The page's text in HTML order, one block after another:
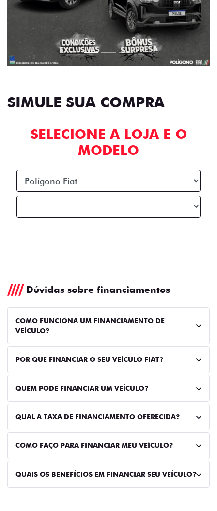
SIMULE SUA COMPRA
SELECIONE A LOJA E O
MODELO
Dúvidas sobre financiamentos
COMO FUNCIONA UM FINANCIAMENTO DE
VEÍCULO?
POR QUE FINANCIAR O SEU VEÍCULO FIAT?
QUEM PODE FINANCIAR UM VEÍCULO?
QUAL A TAXA DE FINANCIAMENTO OFERECIDA?
COMO FAÇO PARA FINANCIAR MEU VEÍCULO?
QUAIS OS BENEFÍCIOS EM FINANCIAR SEU VEÍCULO?